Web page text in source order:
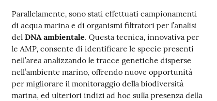
Parallelamente, sono stati effettuati campionamenti
di acqua marina e di organismi filtratori per l’analisi
del DNA ambientale. Questa tecnica, innovativa per
le AMP, consente di identificare le specie presenti
nell’area analizzando le tracce genetiche disperse
nell’ambiente marino, offrendo nuove opportunità
per migliorare il monitoraggio della biodiversità
marina, ed ulteriori indizi ad hoc sulla presenza della